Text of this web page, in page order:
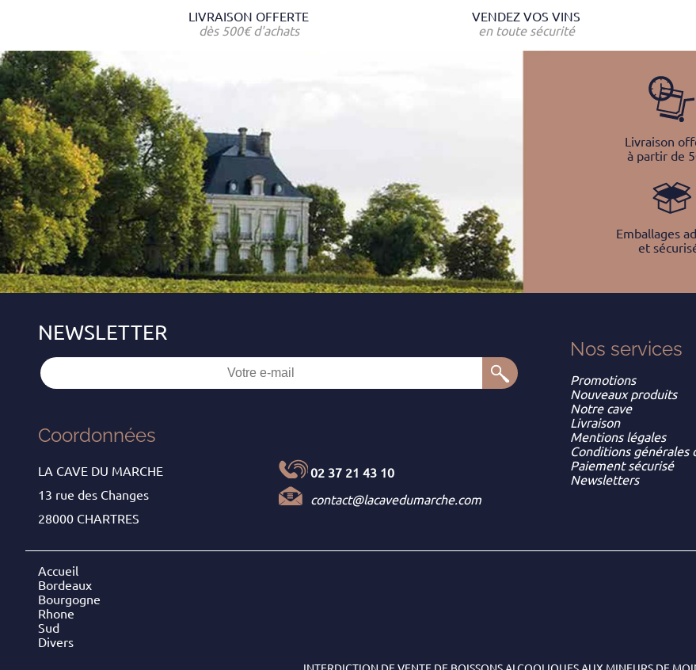
LIVRAISON OFFERTE
dès 500€ d'achats
VENDEZ VOS VINS
en toute sécurité
Livraison
à partir de
Emballages
et
Coordonnées
LA CAVE DU MARCHE
13 rue des Changes
28000 CHARTRES
02 37 21 43 10
contact@lacavedumarche.com
Nos services
Promotions
Nouveaux produits
Notre cave
Livraison
Mentions légales
Conditions générales
Paiement sécurisé
Newsletters
Accueil
Bordeaux
Bourgogne
Rhone
Sud
Divers